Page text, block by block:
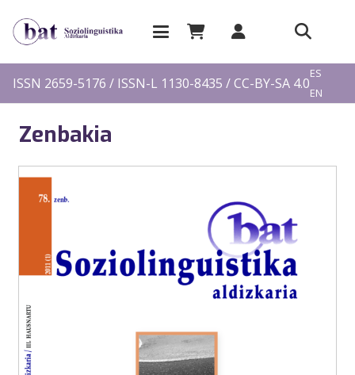
ISSN 2659-5176 / ISSN-L 1130-8435 / CC-BY-SA 4.0
ES
EN
Zenbakia